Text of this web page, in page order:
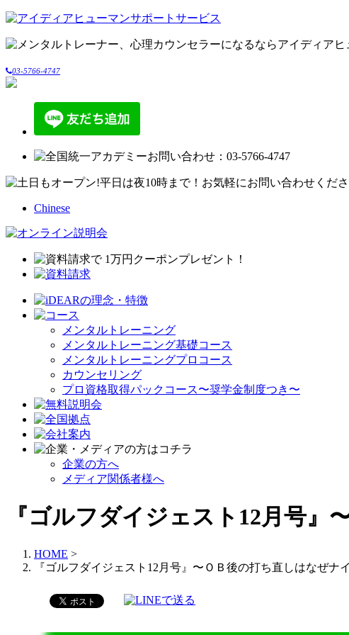
03-5766-4747
Chinese
メンタルトレーニング
メンタルトレーニング基礎コース
メンタルトレーニングプロコース
カウンセリング
プロ資格取得パックコース〜奨学金制度つき〜
企業の方へ
メディア関係者様へ
『ゴルフダイジェスト12月号
HOME >
『ゴルフダイジェスト12月号』〜ＯＢ後の打ち直しはなぜナ